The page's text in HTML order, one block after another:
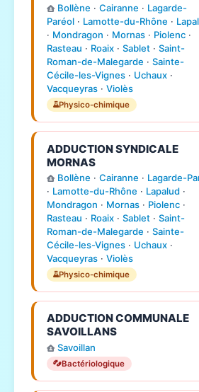
Bollène · Cairanne · Lagarde-
Paréol· Lamotte-du-Rhône ·
· Mondragon · Mornas· Piolenc·
Rasteau · Roaix· Sablet· Saint-
Roman-de-Malegarde · Sainte-
Cécile-les-Vignes· Uchaux·
Vacqueyras· Violès
Physico-chimique
ADDUCTION SYNDICALE
MORNAS
Bollène · Cairanne · Lagarde-
· Lamotte-du-Rhône · Lapalud·
Mondragon · Mornas· Piolenc·
Rasteau · Roaix· Sablet· Saint-
Roman-de-Malegarde · Sainte-
Cécile-les-Vignes· Uchaux·
Vacqueyras· Violès
Physico-chimique
ADDUCTION COMMUNALE
SAVOILLANS
Savoillan
Bactériologique